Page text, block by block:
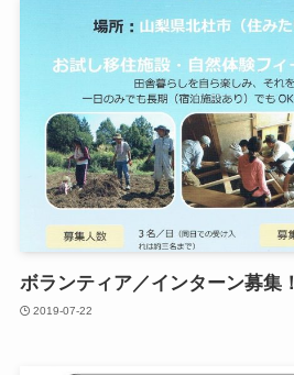
ボランティア／インターン募集！
2019-07-22